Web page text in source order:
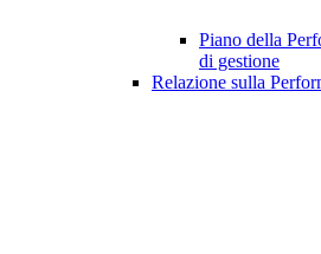
Piano della
di gestione
Relazione sulla